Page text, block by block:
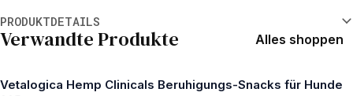
PRODUKTDETAILS
Verwandte Produkte Alles shoppen
Vetalogica Hemp Clinicals Beruhigungs-Snacks für Hunde